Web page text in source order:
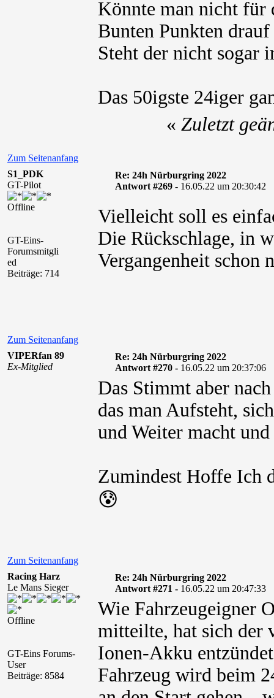
Könnte man nicht für
Bunten Punkten
Steht der nicht sogar
Das 50igste 24iger
Zum Seitenanfang
« Zuletzt
S1_PDK
GT-Pilot
Offline
GT-Eins-
Forumsmitgli
ed
Beiträge: 714
Re: 24h Nürburgring 2022
Antwort #269 - 16.05.22 um 20:30:42
Vielleicht soll es
Die Rückschlage, in
Vergangenheit schon
Zum Seitenanfang
VIPERfan 89
Ex-Mitglied
Re: 24h Nürburgring 2022
Antwort #270 - 16.05.22 um 20:37:06
Das Stimmt aber
das man Aufsteht,
und Weiter macht
Zumindest Hoffe Ich
😰
Zum Seitenanfang
Racing Harz
Le Mans Sieger
Offline
GT-Eins Forums-
User
Beiträge: 8584
Re: 24h Nürburgring 2022
Antwort #271 - 16.05.22 um 20:47:33
Wie Fahrzeugeigner
mitteilte, hat sich der
Ionen-Akku
Fahrzeug wird beim